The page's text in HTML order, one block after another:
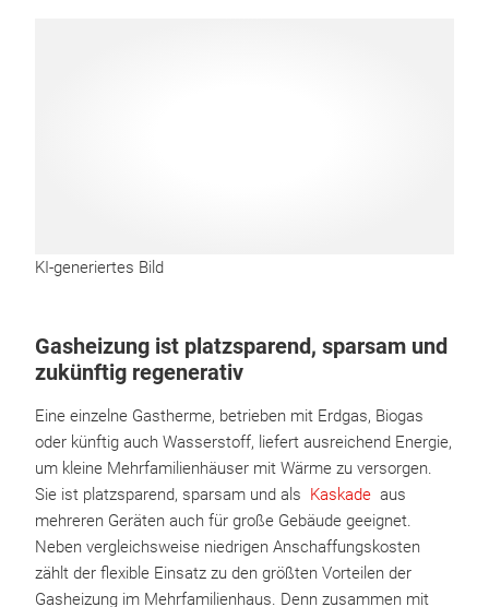
KI-generiertes Bild
Gasheizung ist platzsparend, sparsam und
zukünftig regenerativ
Eine einzelne Gastherme, betrieben mit Erdgas, Biogas
oder künftig auch Wasserstoff, liefert ausreichend Energie,
um kleine Mehrfamilienhäuser mit Wärme zu versorgen.
Sie ist platzsparend, sparsam und als Kaskade aus
mehreren Geräten auch für große Gebäude geeignet.
Neben vergleichsweise niedrigen Anschaffungskosten
zählt der flexible Einsatz zu den größten Vorteilen der
Gasheizung im Mehrfamilienhaus. Denn zusammen mit